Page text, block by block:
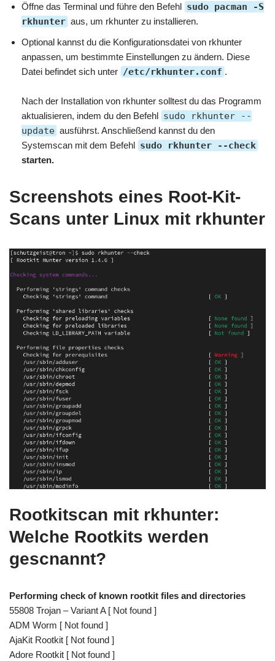
Öffne das Terminal und führe den Befehl sudo pacman -S
rkhunter aus, um rkhunter zu installieren.
Optional kannst du die Konfigurationsdatei von rkhunter
anpassen, um bestimmte Einstellungen zu ändern. Diese
Datei befindet sich unter /etc/rkhunter.conf .
Nach der Installation von rkhunter solltest du das Programm
aktualisieren, indem du den Befehl sudo rkhunter --
update ausführst. Anschließend kannst du den
Systemscan mit dem Befehl sudo rkhunter --check
starten.
Screenshots eines Root-Kit-
Scans unter Linux mit rkhunter
Rootkitscan mit rkhunter:
Welche Rootkits werden
gescnannt?
Performing check of known rootkit files and directories
55808 Trojan – Variant A [ Not found ]
ADM Worm [ Not found ]
AjaKit Rootkit [ Not found ]
Adore Rootkit [ Not found ]